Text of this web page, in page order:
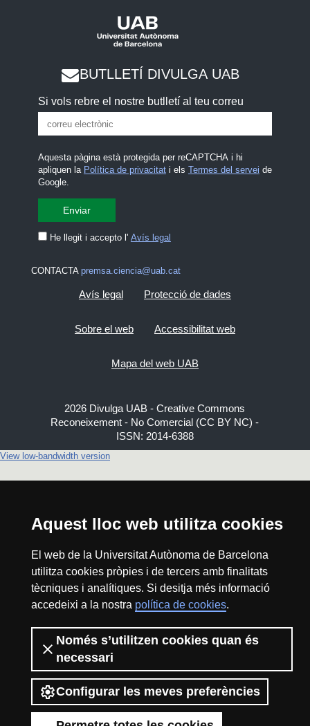
Aquest lloc web utilitza cookies
El web de la Universitat Autònoma de Barcelona
utilitza cookies pròpies i de tercers amb finalitats
tècniques i analítiques. Si desitja més informació
accedeixi a la nostra política de cookies.
Només s’utilitzen cookies quan és
necessari
Configurar les meves preferències
BUTLLETÍ DIVULGA UAB
Si vols rebre el nostre butlletí al teu correu
Aquesta pàgina està protegida per reCAPTCHA i hi
apliquen la Política de privacitati els Termes del servei de
Google.
He llegit i accepto l' Avís legal
CONTACTA premsa.ciencia@uab.cat
Avís legal Protecció de dades
Sobre el web Accessibilitat web
Mapa del web UAB
2026 Divulga UAB - Creative Commons
Reconeixement - No Comercial (CC BY NC) -
ISSN: 2014-6388
View low-bandwidth version